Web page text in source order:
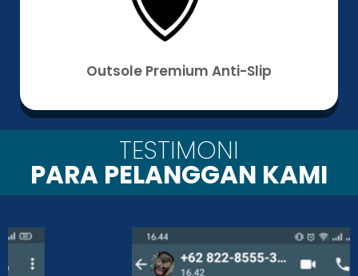
Outsole Premium Anti-Slip
TESTIMONI
PARA PELANGGAN KAMI